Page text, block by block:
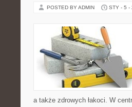
POSTED BY ADMIN STY - 5 -
a także zdrowych łakoci. W